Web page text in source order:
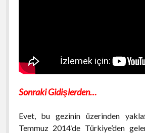
Sonraki Gidişlerden…
Evet, bu gezinin üzerinden
Temmuz 2014’de Türkiye’den